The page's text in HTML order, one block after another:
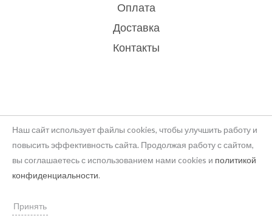
Оплата
Доставка
Контакты
Наш сайт использует файлы cookies, чтобы улучшить работу и
повысить эффективность сайта. Продолжая работу с сайтом,
вы соглашаетесь с использованием нами cookies и политикой
конфиденциальности.
Принять